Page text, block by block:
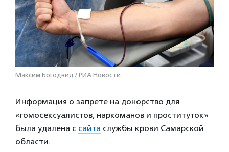
Максим Богодвид / РИА Новости
Информация о запрете на донорство для
«гомосексуалистов, наркоманов и проституток»
была удалена с сайта службы крови Самарской
области.